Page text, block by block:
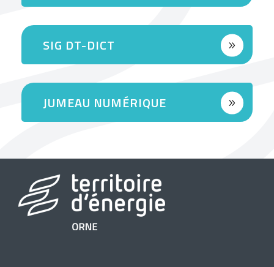
SIG DT-DICT
JUMEAU NUMÉRIQUE